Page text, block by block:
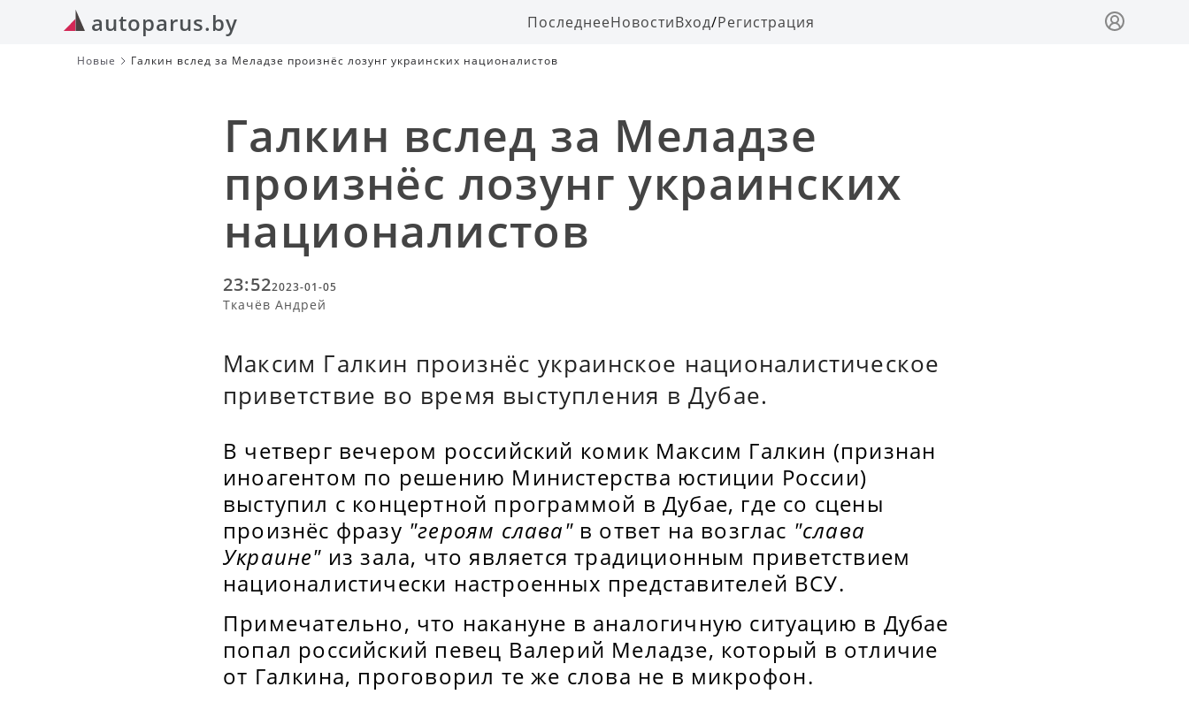
autoparus.by ПоследнееНовостиВход/Регистрация
Новые Галкин вслед за Меладзе произнёс лозунг украинских националистов
Галкин вслед за Меладзе
произнёс лозунг украинских
националистов
23:522023-01-05
Ткачёв Андрей
Максим Галкин произнёс украинское националистическое
приветствие во время выступления в Дубае.
В четверг вечером российский комик Максим Галкин (признан
иноагентом по решению Министерства юстиции России)
выступил с концертной программой в Дубае, где со сцены
произнёс фразу "героям слава"в ответ на возглас "слава
Украине" из зала, что является традиционным приветствием
националистически настроенных представителей ВСУ.
Примечательно, что накануне в аналогичную ситуацию в Дубае
попал российский певец Валерий Меладзе, который в отличие
от Галкина, проговорил те же слова не в микрофон.